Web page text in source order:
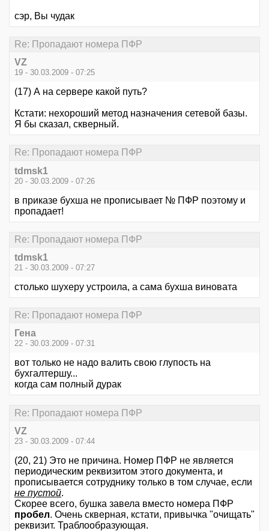
сэр, Вы чудак
Re: Пропадают номера ПФР
VZ
19 - 30.03.2009 - 07:25
(17) А на сервере какой путь?
Кстати: нехороший метод назначения сетевой базы.
Я бы сказал, скверный.
Re: Пропадают номера ПФР
tdmsk1
20 - 30.03.2009 - 07:26
в приказе бухша не прописывает № ПФР поэтому и
пропадает!
Re: Пропадают номера ПФР
tdmsk1
21 - 30.03.2009 - 07:27
столько шухеру устроила, а сама бухша виновата
Re: Пропадают номера ПФР
Гена
22 - 30.03.2009 - 07:31
вот только не надо валить свою глупость на
бухгалтершу...
когда сам полный дурак
Re: Пропадают номера ПФР
VZ
23 - 30.03.2009 - 07:44
(20, 21) Это не причина. Номер ПФР не является
периодическим реквизитом этого документа, и
прописывается сотруднику только в том случае, если
не пустой.
Скорее всего, бушка завела вместо номера ПФР
пробел. Очень скверная, кстати, привычка "очищать"
реквизит. Траблообразующая.